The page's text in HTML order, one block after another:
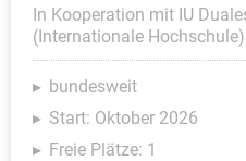
In Kooperation mit IU
(Internationale Hochschule)
bundesweit
Start: Oktober 2026
Freie Plätze: 1